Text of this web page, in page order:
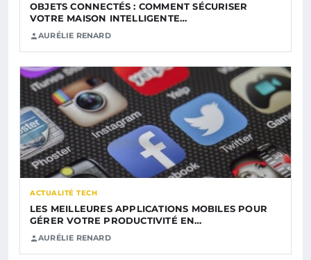
OBJETS CONNECTÉS : COMMENT SÉCURISER
VOTRE MAISON INTELLIGENTE…
AURÉLIE RENARD
ACTUALITÉ TECH
LES MEILLEURES APPLICATIONS MOBILES POUR
GÉRER VOTRE PRODUCTIVITÉ EN…
AURÉLIE RENARD